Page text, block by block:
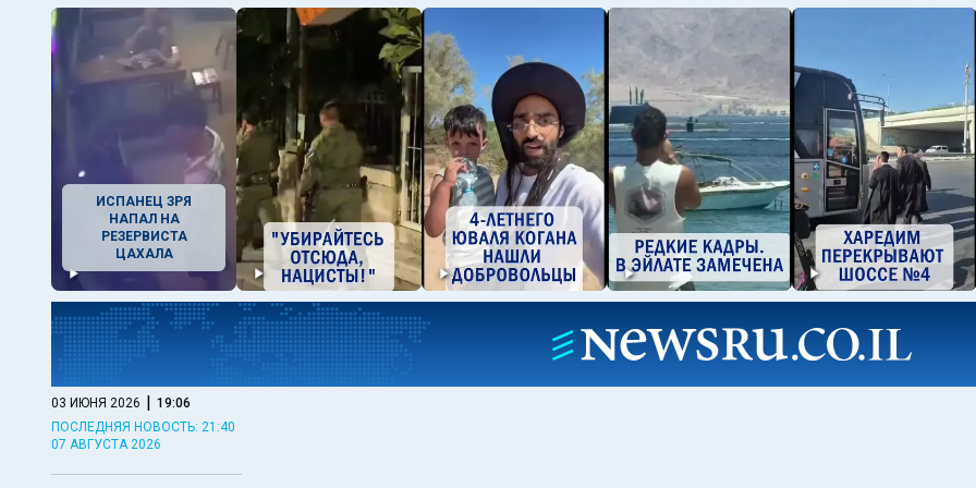
ИСПАНЕЦ ЗРЯ
НАПАЛ НА
РЕЗЕРВИСТА
ЦАХАЛА
03 ИЮНЯ 2026 | 19:06
ПОСЛЕДНЯЯ НОВОСТЬ: 21:40
07 АВГУСТА 2026